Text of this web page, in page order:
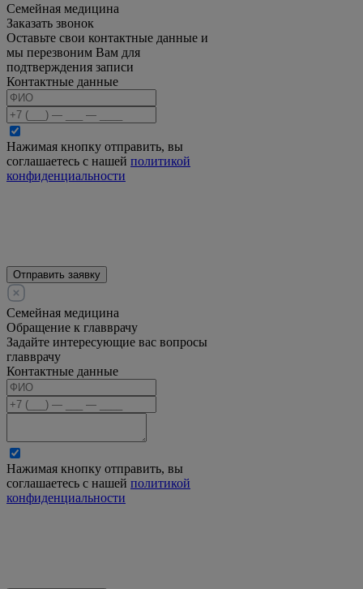
Семейная медицина
Заказать звонок
Оставьте свои контактные данные и
мы перезвоним Вам для
подтверждения записи
Контактные данные
Нажимая кнопку отправить, вы
соглашаетесь с нашей политикой
конфиденциальности
Отправить заявку
Семейная медицина
Обращение к главврачу
Задайте интересующие вас вопросы
главврачу
Контактные данные
Нажимая кнопку отправить, вы
соглашаетесь с нашей политикой
конфиденциальности